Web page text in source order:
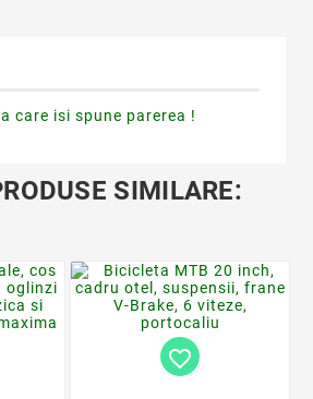
care isi spune parerea !
SIMILARE:
favorite_border